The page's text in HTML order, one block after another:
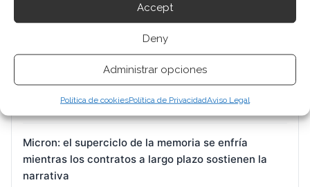
Accept
Deny
Administrar opciones
Política de cookiesPolítica de PrivacidadAviso Legal
BioNTech: el nuevo capitán hereda un barco con
16.600 millones de lastre y una hoja de ruta por
escribir
9 Ago 2026
Micron: el superciclo de la memoria se enfría
mientras los contratos a largo plazo sostienen la
narrativa